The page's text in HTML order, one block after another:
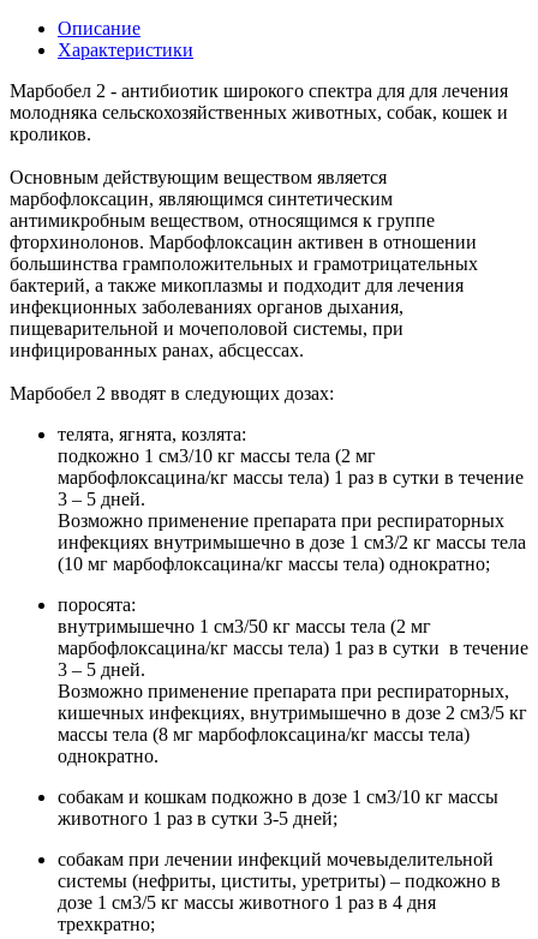
Описание
Характеристики
Марбобел 2 - антибиотик широкого спектра для для лечения
молодняка сельскохозяйственных животных, собак, кошек и
кроликов.
Основным действующим веществом является
марбофлоксацин, являющимся синтетическим
антимикробным веществом, относящимся к группе
фторхинолонов. Марбофлоксацин активен в отношении
большинства грамположительных и грамотрицательных
бактерий, а также микоплазмы и подходит для лечения
инфекционных заболеваниях органов дыхания,
пищеварительной и мочеполовой системы, при
инфицированных ранах, абсцессах.
Марбобел 2 вводят в следующих дозах:
телята, ягнята, козлята:
подкожно 1 см3/10 кг массы тела (2 мг
марбофлоксацина/кг массы тела) 1 раз в сутки в течение
3 – 5 дней.
Возможно применение препарата при респираторных
инфекциях внутримышечно в дозе 1 см3/2 кг массы тела
(10 мг марбофлоксацина/кг массы тела) однократно;
поросята:
внутримышечно 1 см3/50 кг массы тела (2 мг
марбофлоксацина/кг массы тела) 1 раз в сутки в течение
3 – 5 дней.
Возможно применение препарата при респираторных,
кишечных инфекциях, внутримышечно в дозе 2 см3/5 кг
массы тела (8 мг марбофлоксацина/кг массы тела)
однократно.
собакам и кошкам подкожно в дозе 1 см3/10 кг массы
животного 1 раз в сутки 3-5 дней;
собакам при лечении инфекций мочевыделительной
системы (нефриты, циститы, уретриты) – подкожно в
дозе 1 см3/5 кг массы животного 1 раз в 4 дня
трехкратно;